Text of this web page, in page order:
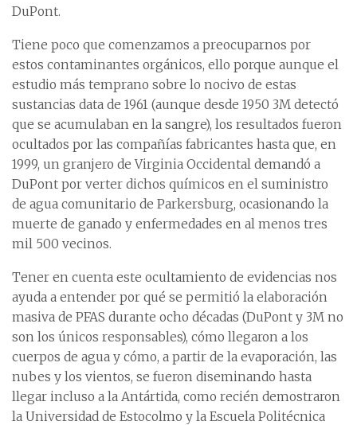
DuPont.
Tiene poco que comenzamos a preocuparnos por
estos contaminantes orgánicos, ello porque aunque el
estudio más temprano sobre lo nocivo de estas
sustancias data de 1961 (aunque desde 1950 3M detectó
que se acumulaban en la sangre), los resultados fueron
ocultados por las compañías fabricantes hasta que, en
1999, un granjero de Virginia Occidental demandó a
DuPont por verter dichos químicos en el suministro
de agua comunitario de Parkersburg, ocasionando la
muerte de ganado y enfermedades en al menos tres
mil 500 vecinos.
Tener en cuenta este ocultamiento de evidencias nos
ayuda a entender por qué se permitió la elaboración
masiva de PFAS durante ocho décadas (DuPont y 3M no
son los únicos responsables), cómo llegaron a los
cuerpos de agua y cómo, a partir de la evaporación, las
nubes y los vientos, se fueron diseminando hasta
llegar incluso a la Antártida, como recién demostraron
la Universidad de Estocolmo y la Escuela Politécnica